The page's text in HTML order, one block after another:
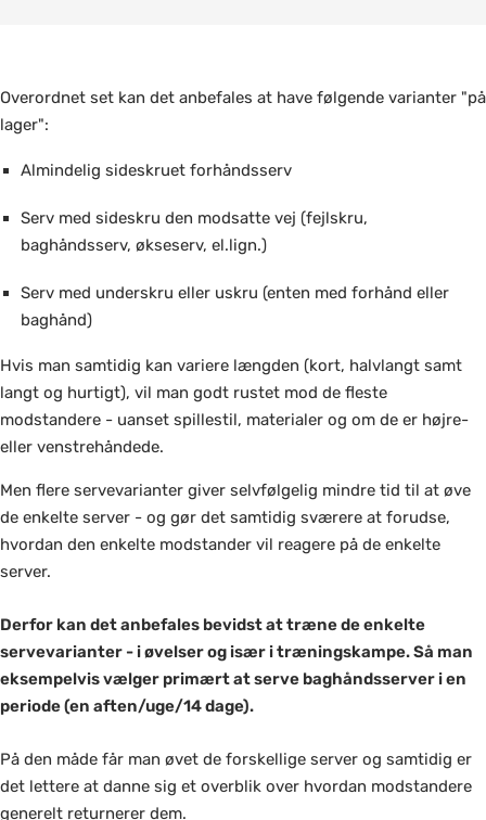
Overordnet set kan det anbefales at have følgende varianter "på
lager":
Almindelig sideskruet forhåndsserv
Serv med sideskru den modsatte vej (fejlskru,
baghåndsserv, økseserv, el.lign.)
Serv med underskru eller uskru (enten med forhånd eller
baghånd)
Hvis man samtidig kan variere længden (kort, halvlangt samt
langt og hurtigt), vil man godt rustet mod de fleste
modstandere - uanset spillestil, materialer og om de er højre-
eller venstrehåndede.
Men flere servevarianter giver selvfølgelig mindre tid til at øve
de enkelte server - og gør det samtidig sværere at forudse,
hvordan den enkelte modstander vil reagere på de enkelte
server.
Derfor kan det anbefales bevidst at træne de enkelte
servevarianter - i øvelser og især i træningskampe. Så man
eksempelvis vælger primært at serve baghåndsserver i en
periode (en aften/uge/14 dage).
På den måde får man øvet de forskellige server og samtidig er
det lettere at danne sig et overblik over hvordan modstandere
generelt returnerer dem.